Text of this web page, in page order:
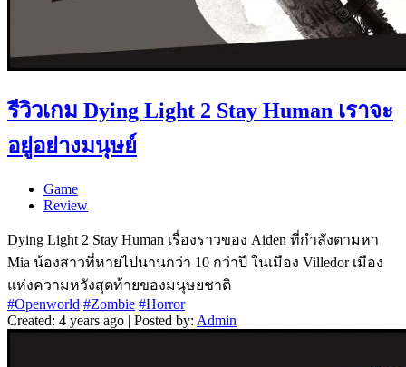
รีวิวเกม Dying Light 2 Stay Human เราจะ
อยู่อย่างมนุษย์
Game
Review
Dying Light 2 Stay Human เรื่องราวของ Aiden ที่กำลังตามหา
Mia น้องสาวที่หายไปนานกว่า 10 กว่าปี ในเมือง Villedor เมือง
แห่งความหวังสุดท้ายของมนุษยชาติ
#Openworld #Zombie #Horror
Created: 4 years ago | Posted by: Admin